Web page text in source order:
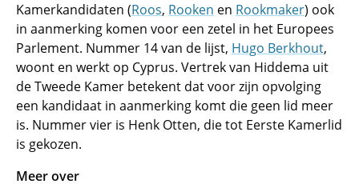
Kamerkandidaten (Roos, Rooken en Rookmaker) ook
in aanmerking komen voor een zetel in het Europees
Parlement. Nummer 14 van de lijst, Hugo Berkhout,
woont en werkt op Cyprus. Vertrek van Hiddema uit
de Tweede Kamer betekent dat voor zijn opvolging
een kandidaat in aanmerking komt die geen lid meer
is. Nummer vier is Henk Otten, die tot Eerste Kamerlid
is gekozen.
Meer over